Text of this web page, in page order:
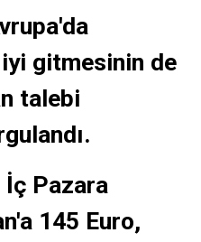
gitmesinin de
talebi
İç Pazara
145 Euro,